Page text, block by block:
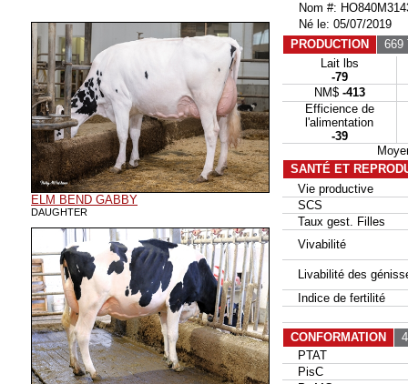
ELM BEND GABBY
DAUGHTER
Nom #:
Né le: 05/07/2019
PRODUCTION
669
Lait lbs
-79
NM$ -413
Efficience de
l'alimentation
-39
SANTÉ ET
Vie productive
SCS
Taux gest. Filles
Vivabilité
Livabilité des
Indice de fertilité
CONFORMATION
PTAT
PisC